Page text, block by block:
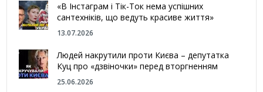
«В Інстаграм і Тік-Ток нема успішних
сантехніків, що ведуть красиве життя»
13.07.2026
Людей накрутили проти Києва – депутатка
Куц про «дзвіночки» перед вторгненням
25.06.2026